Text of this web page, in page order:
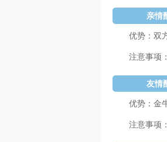
亲情
优势：双
注意事项
友情
优势：金
注意事项